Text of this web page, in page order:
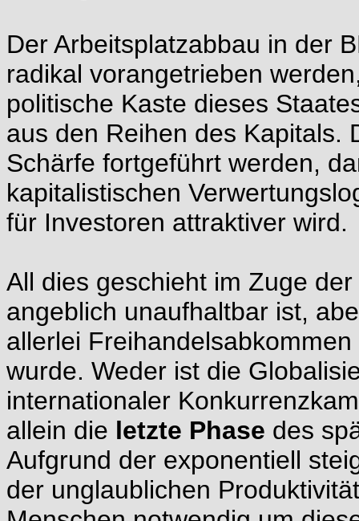
Der Arbeitsplatzabbau in der
radikal vorangetrieben
politische Kaste dieses
aus den Reihen des Kapitals.
Schärfe fortgeführt werden,
kapitalistischen
für Investoren attraktiver wird.
All dies geschieht im Zuge
angeblich unaufhaltbar ist,
allerlei
wurde. Weder ist die
internationaler
allein die letzte Phase des
Aufgrund der exponentiell
der unglaublichen